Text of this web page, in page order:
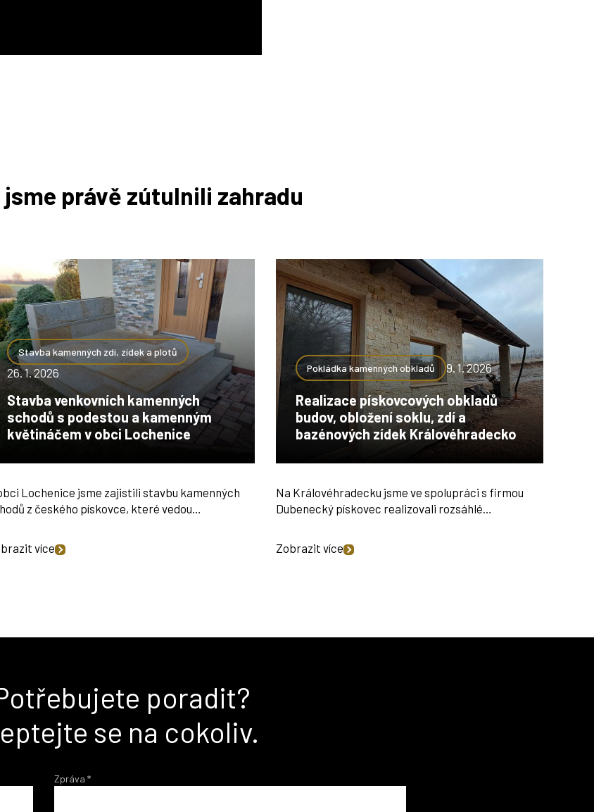
jsme právě zútulnili zahradu
Stavba kamenných zdí, zídek a plotů
26. 1. 2026
Stavba venkovních kamenných
schodů s podestou a kamenným
květináčem v obci Lochenice
Lochenice jsme zajistili stavbu kamenných
z českého pískovce, které vedou…
více
Pokládka kamenných obkladů 9. 1. 2026
Realizace pískovcových obkladů
budov, obložení soklu, zdí a
bazénových zídek Královéhradecko
Na Královéhradecku jsme ve spolupráci s firmou
Dubenecký pískovec realizovali rozsáhlé…
Zobrazit více
poradit?
se na cokoliv.
Zpráva *